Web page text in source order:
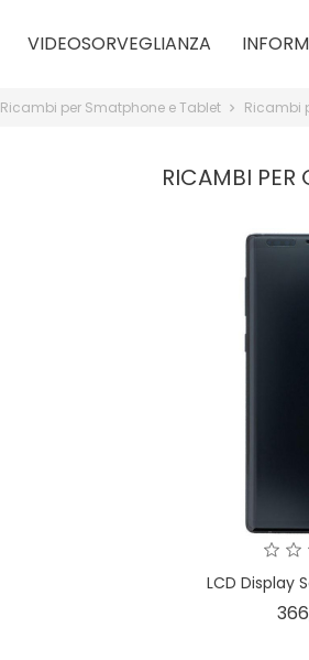
VIDEOSORVEGLIANZA
Ricambi per Smatphone e Tablet Ricambi
RICAMBI PER
LCD Display